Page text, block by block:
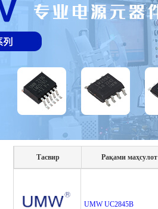
Тасвир Рақами маҳсулот
UMW UC2845B